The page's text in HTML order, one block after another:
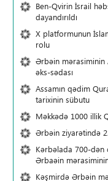
Ben-Qvirin İsrail
dayandırıldı
X platformunun
rolu
Ərbəin mərasiminin
əks-sədası
Assamın qədim
tarixinin sübutu
Məkkədə 1000 illik
Ərbəin ziyarətində
Kərbəlada 700-dən
Ərbaəin mərasiminin
Kəşmirdə Ərbəin